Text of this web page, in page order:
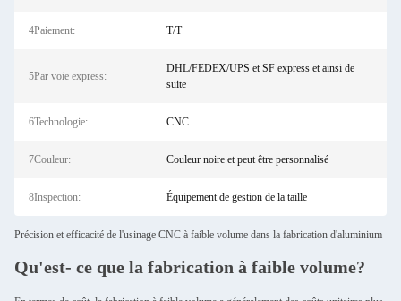
4Paiement: T/T
5Par voie express:
DHL/FEDEX/UPS et SF express et ainsi de
suite
6Technologie: CNC
7Couleur: Couleur noire et peut être personnalisé
8Inspection: Équipement de gestion de la taille
Précision et efficacité de l'usinage CNC à faible volume dans la fabrication d'aluminium
Qu'est- ce que la fabrication à faible volume?